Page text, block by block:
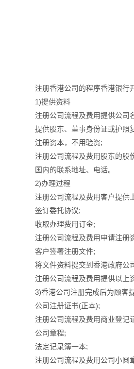
注册香港公司的程序香港银行
1)提供资料
注册公司流程及费用提供公司
提供股东、董事身份证或护照
注册资本，不用验资;
注册公司流程及费用股东的股
国内的联系地址、电话。
2)办理过程
注册公司流程及费用客户提供
签订委托协议;
收取办理费用订金;
注册公司流程及费用申请注册
客户签署注册文件;
将文件资料提交到香港政府公
注册公司流程及费用提供以上
3)香港公司注册完成后为顾客
公司注册证书(正本);
注册公司流程及费用商业登记
公司章程;
法定记录簿一本;
注册公司流程及费用公司小圆